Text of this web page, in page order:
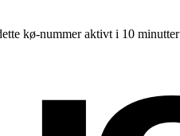
kø-nummer aktivt i 10 minutter